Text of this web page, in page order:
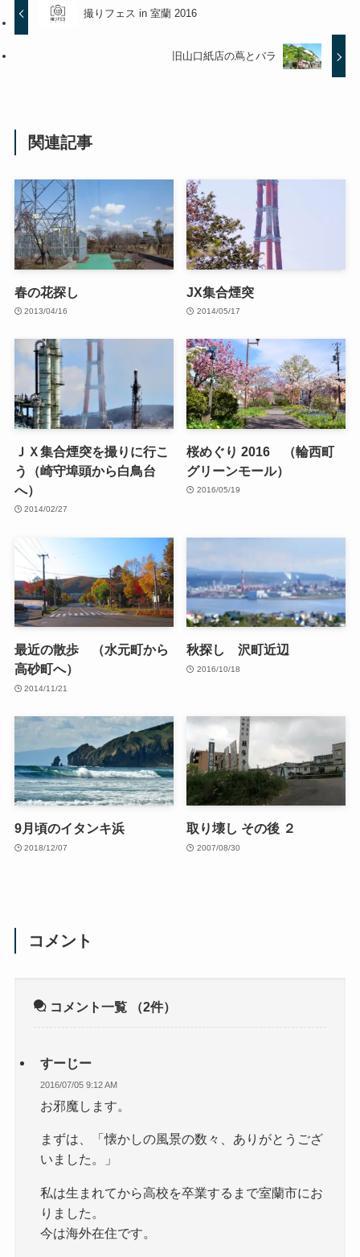
撮りフェス in 室蘭 2016
旧山口紙店の蔦とバラ
関連記事
春の花探し
2013/04/16
JX集合煙突
2014/05/17
ＪＸ集合煙突を撮りに行こ
う（崎守埠頭から白鳥台
へ）
2014/02/27
桜めぐり 2016 （輪西町
グリーンモール）
2016/05/19
最近の散歩 （水元町から
高砂町へ）
2014/11/21
秋探し 沢町近辺
2016/10/18
9月頃のイタンキ浜
2018/12/07
取り壊し その後 ２
2007/08/30
コメント
コメント一覧 （2件）
すーじー
2016/07/05 9:12 AM
お邪魔します。
まずは、「懐かしの風景の数々、ありがとうござ
いました。」
私は生まれてから高校を卒業するまで室蘭市にお
りました。
今は海外在住です。